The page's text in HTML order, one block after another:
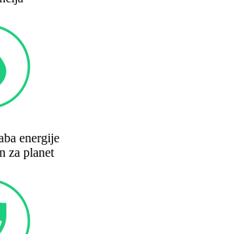
energije
za planet